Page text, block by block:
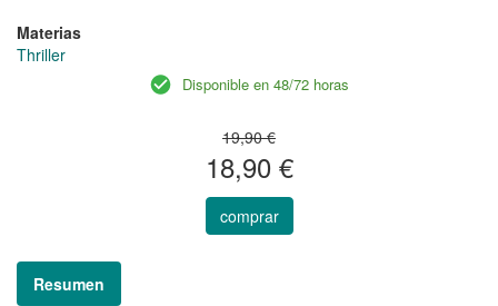
Materias
Thriller
Disponible en 48/72 horas
19,90 €
18,90 €
comprar
Resumen